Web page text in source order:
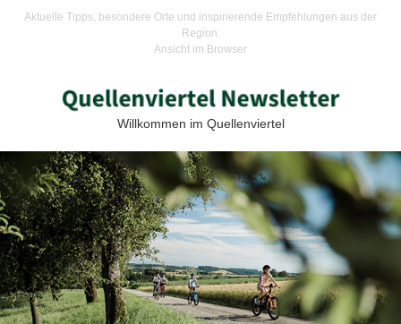
Aktuelle Tipps, besondere Orte und inspirierende Empfehlungen aus der
Region.
Ansicht im Browser
Willkommen im Quellenviertel